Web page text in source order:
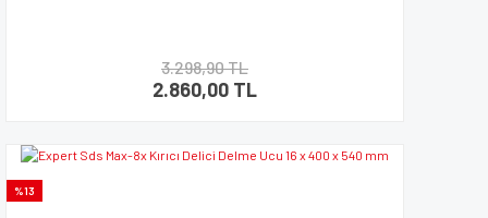
3.298,90 TL
2.860,00 TL
%13